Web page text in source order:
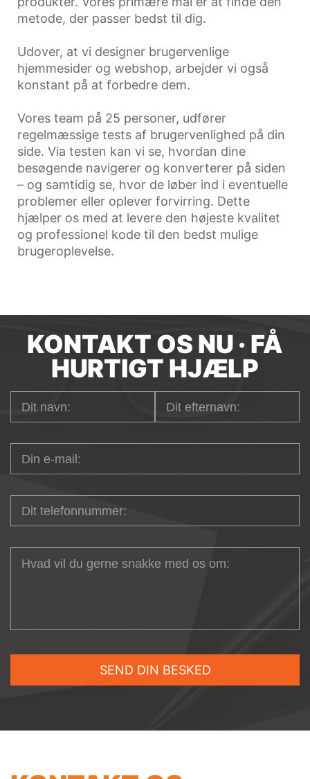
metode, der passer bedst til dig.
Udover, at vi designer brugervenlige
hjemmesider og webshop, arbejder vi også
konstant på at forbedre dem.
Vores team på 25 personer, udfører
regelmæssige tests af brugervenlighed på din
side. Via testen kan vi se, hvordan dine
besøgende navigerer og konverterer på siden
– og samtidig se, hvor de løber ind i eventuelle
problemer eller oplever forvirring. Dette
hjælper os med at levere den højeste kvalitet
og professionel kode til den bedst mulige
brugeroplevelse.
KONTAKT OS NU · FÅ
HURTIGT HJÆLP